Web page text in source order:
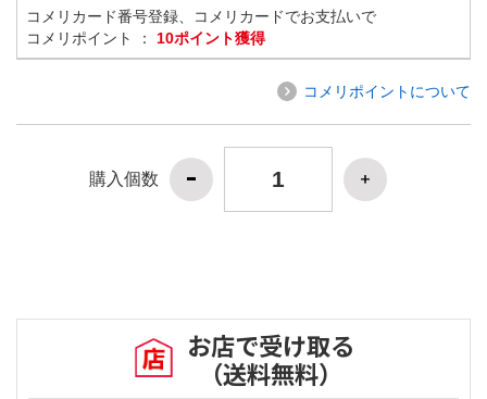
コメリカード番号登録、コメリカードでお支払いで
コメリポイント ： 10ポイント獲得
コメリポイントについて
購入個数
お店で受け取る
（送料無料）